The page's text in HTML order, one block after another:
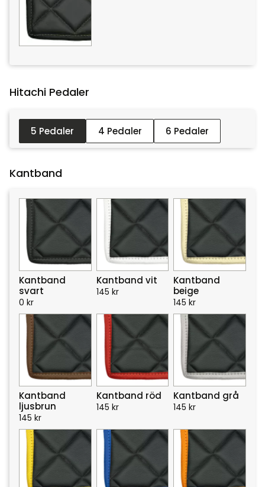
Hitachi Pedaler :
5 Pedaler 4 Pedaler 6 Pedaler
Kantband
Kantband
svart
0 kr
Kantband vit
145 kr
Kantband
beige
145 kr
Kantband
ljusbrun
145 kr
Kantband röd
145 kr
Kantband grå
145 kr